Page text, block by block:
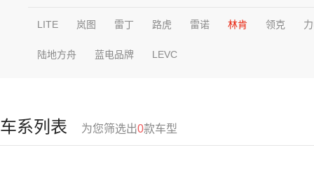
LITE 岚图 雷丁 路虎 雷诺 林肯 领克
陆地方舟 蓝电品牌 LEVC
车系列表 为您筛选出0款车型